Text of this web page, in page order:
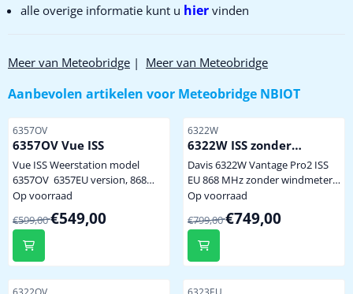
alle overige informatie kunt u hier vinden
Meer van Meteobridge | Meer van Meteobridge
Aanbevolen artikelen voor Meteobridge NBIOT
Artikelnummer
6357OV
6357OV Vue ISS
Vue ISS Weerstation model
6357OV 6357EU version, 868
MHz levering zonder display en
netadapter, alleen het
weerstation volgens afbeelding
levering zonder buis / pijp incl.
batterij, regenmeetgedeelte,
windcups en windvaan incl.
Op voorraad
Van 599,00 voor 549,00
€599,00€549,00
Artikelnummer
6322W
6322W ISS zonder
windmeter
Davis 6322W Vantage Pro2 ISS
EU 868 MHz zonder windmeter
nieuwste uitvoering, levering
zonder windmeter volgens
afbeelding incl. CR123 batterij
Op voorraad
Van 799,00 voor 749,00
€799,00€749,00